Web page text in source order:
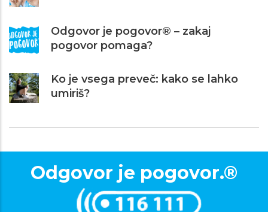
Odgovor je pogovor® – zakaj
pogovor pomaga?
Ko je vsega preveč: kako se lahko
umiriš?
Odgovor je pogovor.®